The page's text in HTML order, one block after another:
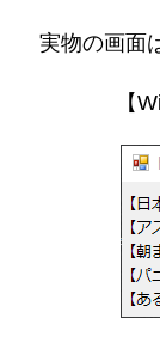
実物の画面
【